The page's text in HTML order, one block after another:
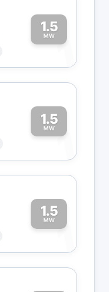
1.5
MW1
1.5
MW1
1.5
MW1